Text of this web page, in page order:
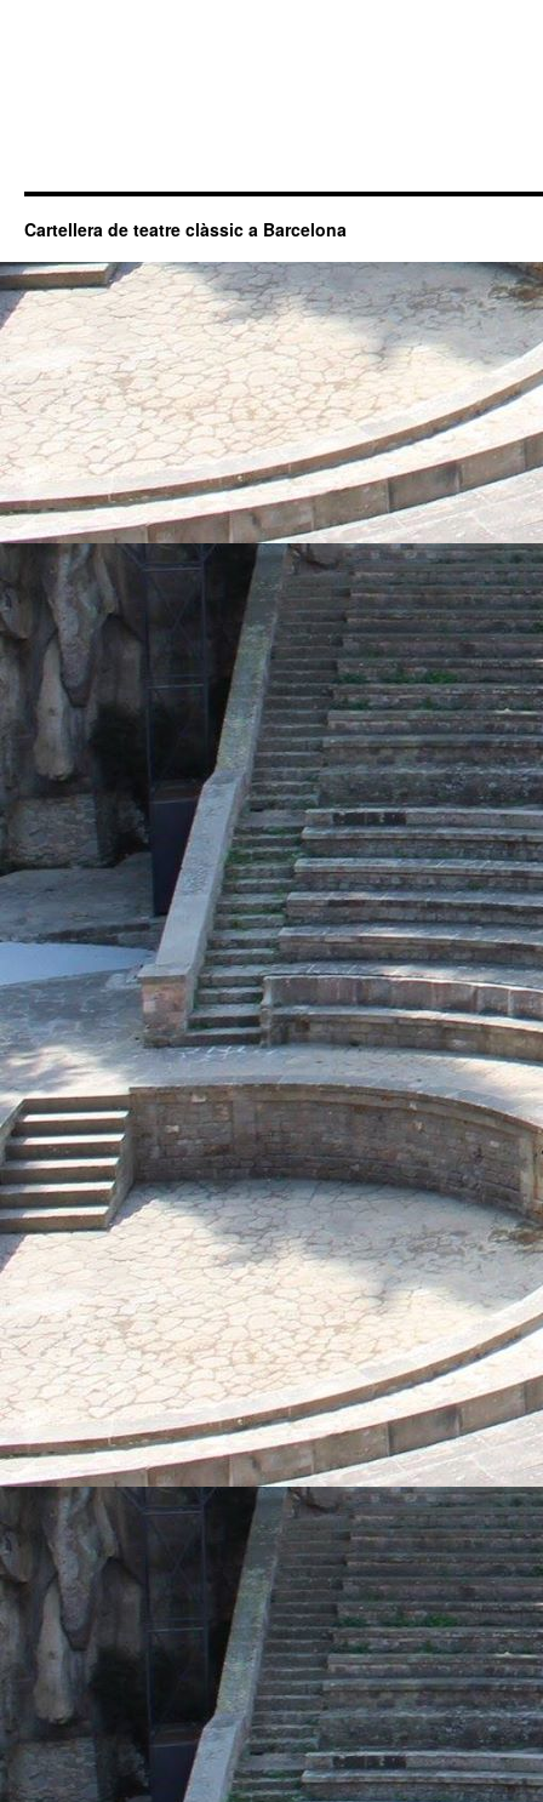
Cartellera de teatre clàssic a Barcelona